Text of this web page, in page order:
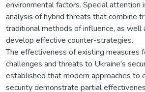
environmental factors. Special attention
analysis of hybrid threats that combine
traditional methods of influence, as well
develop effective counter-strategies.
The effectiveness of existing measures
challenges and threats to Ukraine's
established that modern approaches to
security demonstrate partial